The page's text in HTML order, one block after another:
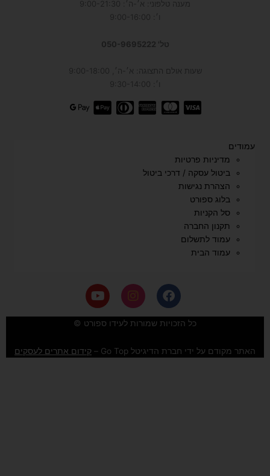
מענה טלפוני: א׳-ה׳: 9:00-21:30
ו׳: 9:00-16:00
טל' 050-9695222
שעות אולם התצוגה: א׳-ה׳, 9:00-18:00
ו׳: 9:30-14:00
עמודים
מדיניות פרטיות
ביטול עסקה / דרכי ביטול
הצהרת נגישות
בלוג ספורט
סל הקניות
תקנון החברה
עמוד לתשלום
עמוד הבית
F
a
c
e
o
o
I
n
s
t
g
r
Y
o
u
t
b
e
כל הזכויות שמורות לעידו ספורט ©
האתר מקודם על ידי חברת הדיגיטל Go Top – קידום אתרים לעסקים